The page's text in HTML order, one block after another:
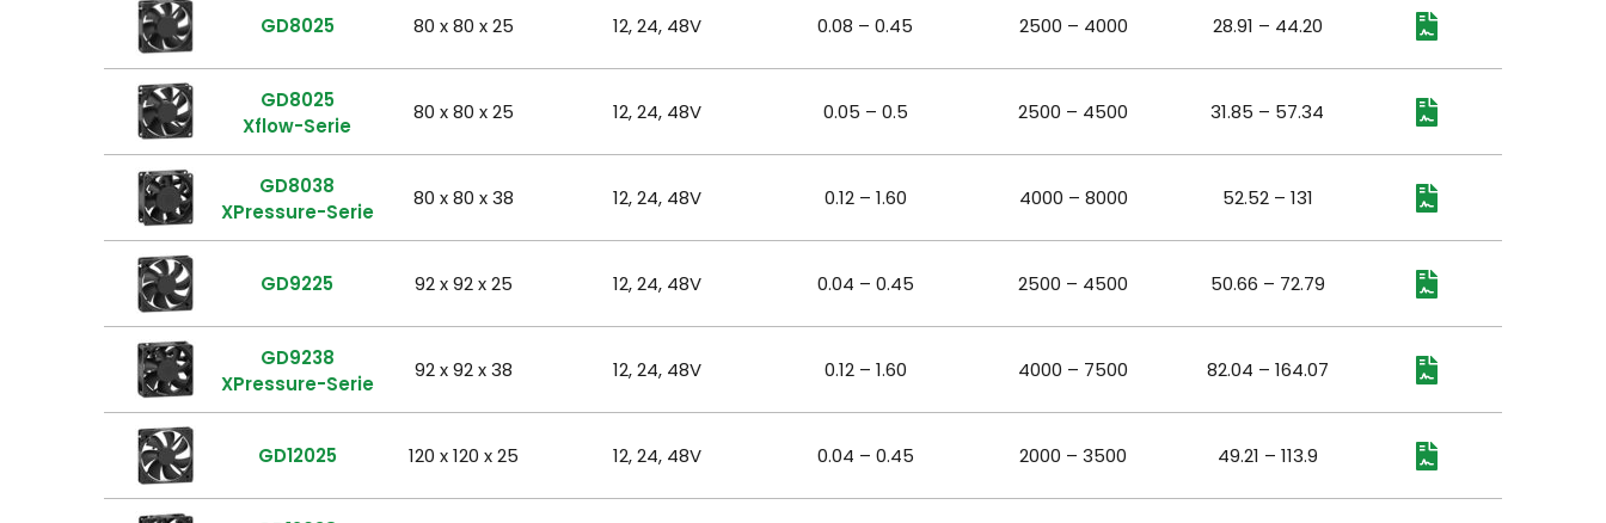
GD8025 80 x 80 x 25 12, 24, 48V 0.08 – 0.45 2500 – 4000 28.91 – 44.20
GD8025
Xflow-Serie
80 x 80 x 25 12, 24, 48V 0.05 – 0.5 2500 – 4500 31.85 – 57.34
GD8038
XPressure-Serie
80 x 80 x 38 12, 24, 48V 0.12 – 1.60 4000 – 8000 52.52 – 131
GD9225 92 x 92 x 25 12, 24, 48V 0.04 – 0.45 2500 – 4500 50.66 – 72.79
GD9238
XPressure-Serie
92 x 92 x 38 12, 24, 48V 0.12 – 1.60 4000 – 7500 82.04 – 164.07
GD12025 120 x 120 x 25 12, 24, 48V 0.04 – 0.45 2000 – 3500 49.21 – 113.9